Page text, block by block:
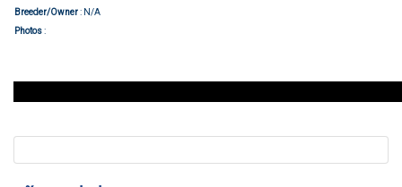
Breeder/Owner: N/A
Photos: